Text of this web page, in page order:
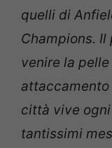
quelli di
Champions.
venire la pelle
attaccamento
città vive
tantissimi